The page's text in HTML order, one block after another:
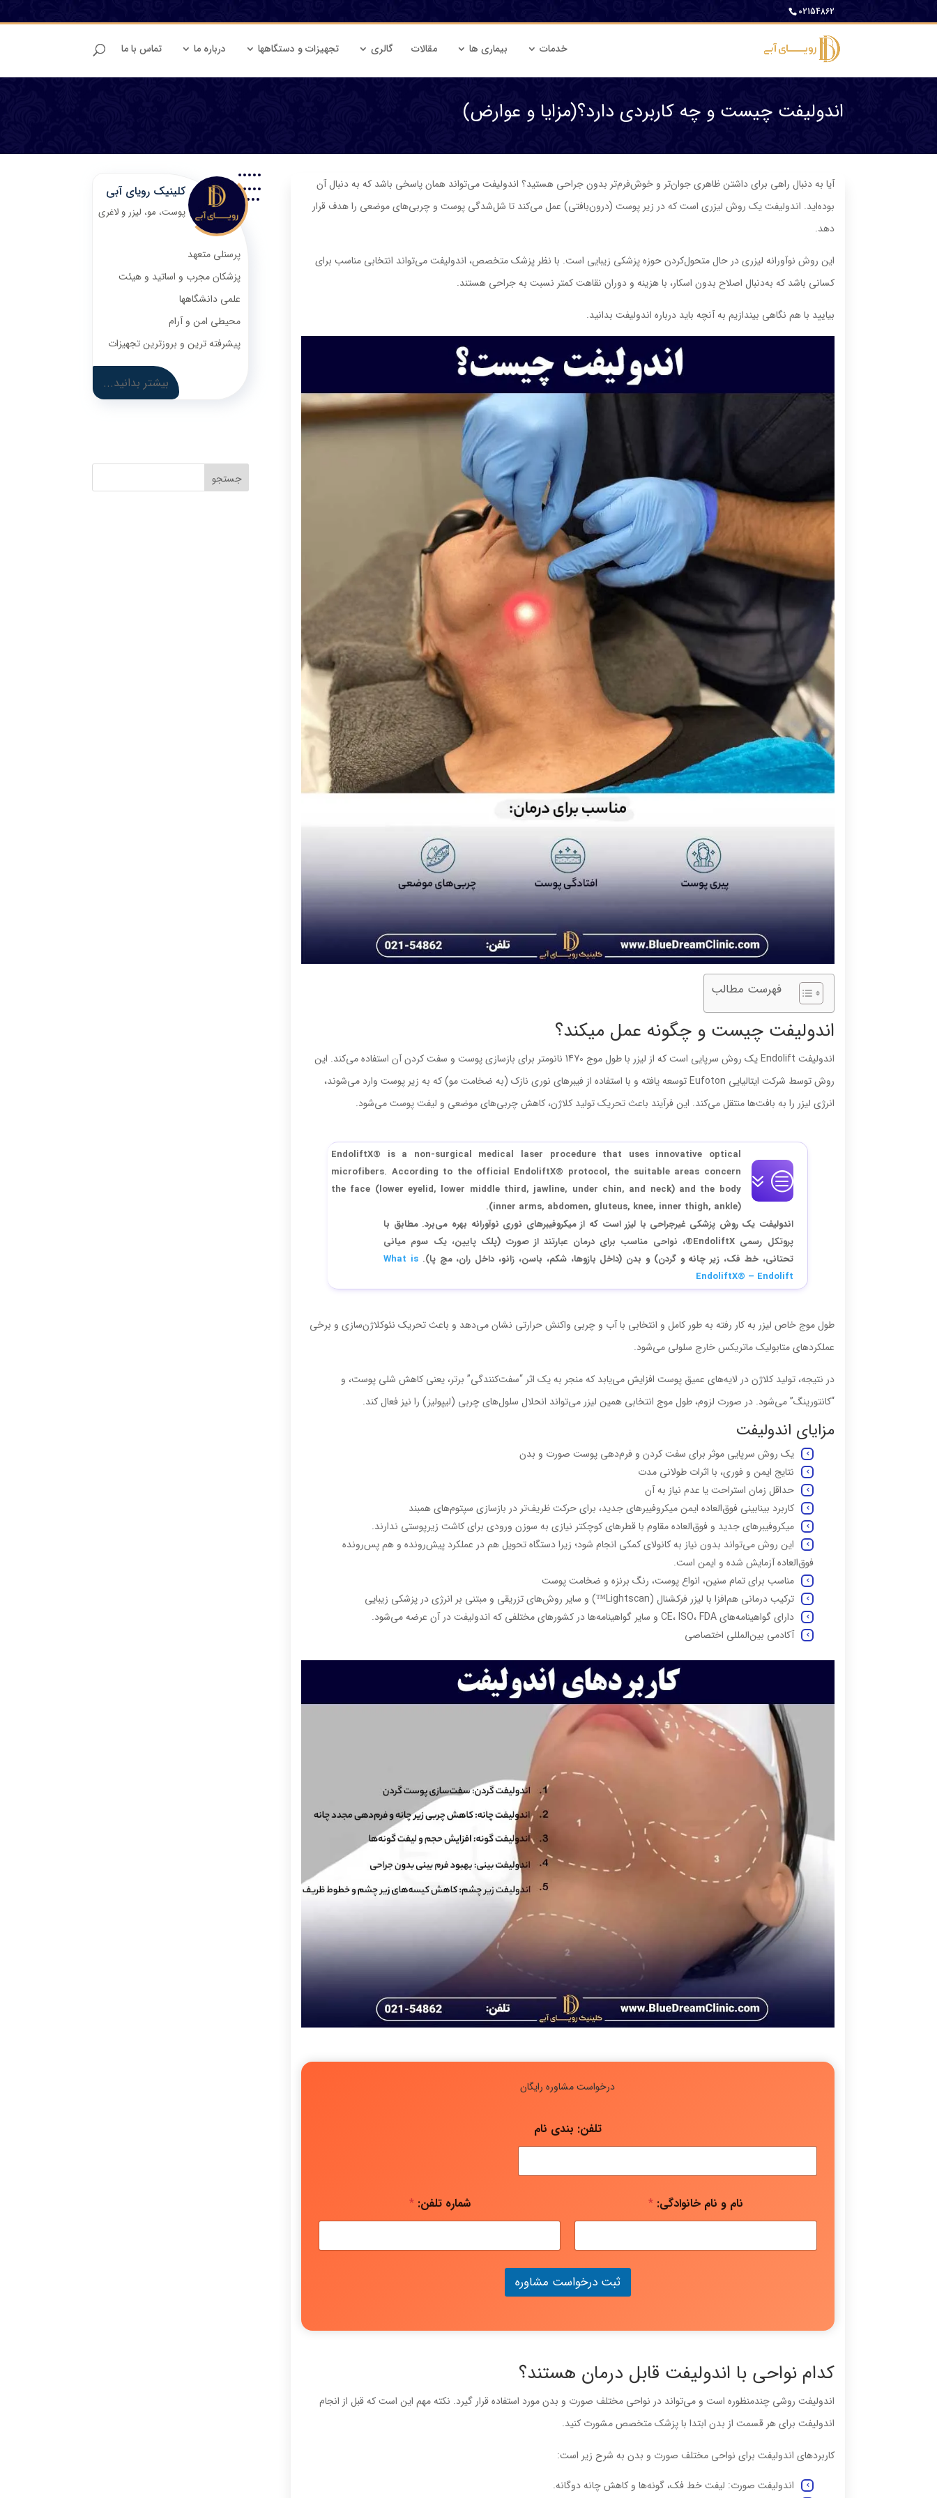
02154862
خدمات بیماری ها مقالات گالری تجهیزات و دستگاهها درباره ما تماس با ما
اندولیفت چیست و چه کاربردی دارد؟(مزایا و عوارض)
آیا به دنبال راهی برای داشتن ظاهری جوان‌تر و خوش‌فرم‌تر بدون جراحی هستید؟ اندولیفت می‌تواند همان پاسخی باشد که به دنبال آن
بوده‌اید. اندولیفت یک روش لیزری است که در زیر پوست (درون‌بافتی) عمل می‌کند تا شل‌شدگی پوست و چربی‌های موضعی را هدف قرار
دهد.
این روش نوآورانه لیزری در حال متحول‌کردن حوزه پزشکی زیبایی است. با نظر پزشک متخصص، اندولیفت می‌تواند انتخابی مناسب برای
کسانی باشد که به‌دنبال اصلاح بدون اسکار، با هزینه و دوران نقاهت کمتر نسبت به جراحی هستند.
بیایید با هم نگاهی بیندازیم به آنچه باید درباره اندولیفت بدانید.
فهرست مطالب
اندولیفت چیست و چگونه عمل میکند؟
اندولیفت Endolift یک روش سرپایی است که از لیزر با طول موج 1470 نانومتر برای بازسازی پوست و سفت کردن آن استفاده می‌کند. این
روش توسط شرکت ایتالیایی Eufoton توسعه یافته و با استفاده از فیبرهای نوری نازک (به ضخامت مو) که به زیر پوست وارد می‌شوند،
انرژی لیزر را به بافت‌ها منتقل می‌کند. این فرآیند باعث تحریک تولید کلاژن، کاهش چربی‌های موضعی و لیفت پوست می‌شود.
EndoliftX® is a non-surgical medical laser procedure that uses innovative optical
microfibers. According to the official EndoliftX® protocol, the suitable areas concern
the face (lower eyelid, lower middle third, jawline, under chin, and neck) and the body
(inner arms, abdomen, gluteus, knee, inner thigh, ankle).
اندولیفت یک روش پزشکی غیرجراحی با لیزر است که از میکروفیبرهای نوری نوآورانه بهره می‌برد. مطابق با
پروتکل رسمی EndoliftX®، نواحی مناسب برای درمان عبارتند از صورت (پلک پایین، یک سوم میانی
تحتانی، خط فک، زیر چانه و گردن) و بدن (داخل بازوها، شکم، باسن، زانو، داخل ران، مچ پا).What is
EndoliftX® – Endolift
طول موج خاص لیزر به کار رفته به طور کامل و انتخابی با آب و چربی واکنش حرارتی نشان می‌دهد و باعث تحریک نئوکلاژن‌سازی و برخی
عملکردهای متابولیک ماتریکس خارج سلولی می‌شود.
در نتیجه، تولید کلاژن در لایه‌های عمیق پوست افزایش می‌یابد که منجر به یک اثر “سفت‌کنندگی” برتر، یعنی کاهش شلی پوست، و
“کانتورینگ” می‌شود. در صورت لزوم، طول موج انتخابی همین لیزر می‌تواند انحلال سلول‌های چربی (لیپولیز) را نیز فعال کند.
مزایای اندولیفت
یک روش سرپایی موثر برای سفت کردن و فرم‌دهی پوست صورت و بدن
نتایج ایمن و فوری، با اثرات طولانی مدت
حداقل زمان استراحت یا عدم نیاز به آن
کاربرد بینابینی فوق‌العاده ایمن میکروفیبرهای جدید، برای حرکت ظریف‌تر در بازسازی سپتوم‌های همبند
میکروفیبرهای جدید و فوق‌العاده مقاوم با قطرهای کوچکتر نیازی به سوزن ورودی برای کاشت زیرپوستی ندارند.
این روش می‌تواند بدون نیاز به کانولای کمکی انجام شود؛ زیرا دستگاه تحویل هم در عملکرد پیش‌رونده و هم پس‌رونده
فوق‌العاده آزمایش شده و ایمن است.
مناسب برای تمام سنین، انواع پوست، رنگ برنزه و ضخامت پوست
ترکیب درمانی هم‌افزا با لیزر فرکشنال (Lightscan™) و سایر روش‌های تزریقی و مبتنی بر انرژی در پزشکی زیبایی
دارای گواهینامه‌های CE، ISO، FDA و سایر گواهینامه‌ها در کشورهای مختلفی که اندولیفت در آن عرضه می‌شود.
آکادمی بین‌المللی اختصاصی
درخواست مشاوره رایگان
تلفن: بندی نام
نام و نام خانوادگی: * شماره تلفن:*
ثبت درخواست مشاوره
کدام نواحی با اندولیفت قابل درمان هستند؟
اندولیفت روشی چندمنظوره است و می‌تواند در نواحی مختلف صورت و بدن مورد استفاده قرار گیرد. نکته مهم این است که قبل از انجام
اندولیفت برای هر قسمت از بدن ابتدا با پزشک متخصص مشورت کنید.
کاربردهای اندولیفت برای نواحی مختلف صورت و بدن به شرح زیر است:
اندولیفت صورت: لیفت خط فک، گونه‌ها و کاهش چانه دوگانه.
کلینیک رویای آبی
پوست، مو، لیزر و لاغری
پرسنلی متعهد
پزشکان مجرب و اساتید و هیئت
علمی دانشگاهها
محیطی امن و آرام
پیشرفته ترین و بروزترین تجهیزات
بیشتر بدانید...
جستجو